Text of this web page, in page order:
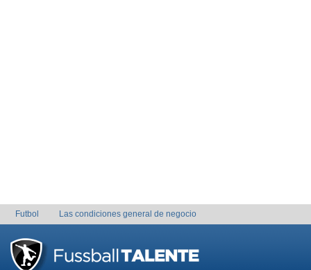
Futbol Las condiciones general de negocio